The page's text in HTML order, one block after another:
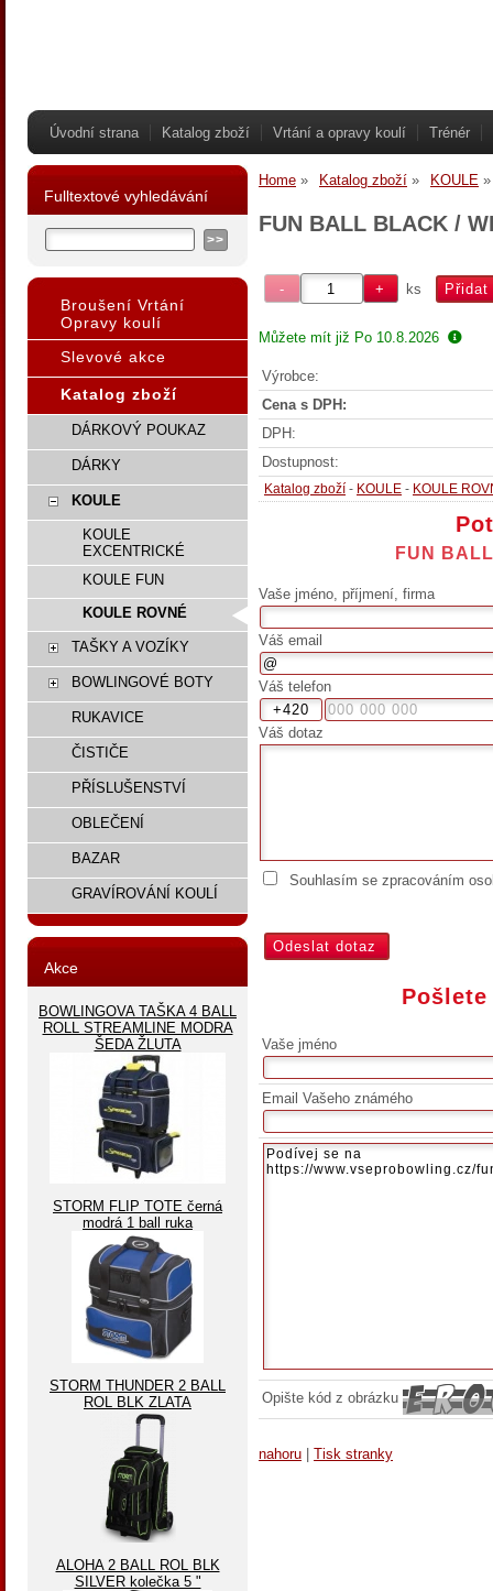
Úvodní strana Katalog zboží Vrtání a opravy koulí Trénér
Home Katalog zboží KOULE
FUN BALL BLACK /
ks
Můžete mít již Po 10.8.2026
Výrobce:
Cena s DPH:
DPH:
Dostupnost:
Katalog zboží - KOULE - KOULE
FUN
Vaše jméno, příjmení, firma
Váš email
Váš telefon
Váš dotaz
Souhlasím se zpracováním
Vaše jméno
Email Vašeho známého
Opište kód z obrázku
nahoru Tisk stranky
Fulltextové vyhledávání
Broušení Vrtání
Opravy koulí
Slevové akce
Katalog zboží
DÁRKOVÝ POUKAZ
DÁRKY
KOULE
KOULE
EXCENTRICKÉ
KOULE FUN
KOULE ROVNÉ
TAŠKY A VOZÍKY
BOWLINGOVÉ BOTY
RUKAVICE
ČISTIČE
PŘÍSLUŠENSTVÍ
OBLEČENÍ
BAZAR
GRAVÍROVÁNÍ KOULÍ
Akce
BOWLINGOVA TAŠKA 4 BALL
ROLL STREAMLINE MODRA
ŠEDA ŽLUTA
STORM FLIP TOTE černá
modrá 1 ball ruka
STORM THUNDER 2 BALL
ROL BLK ZLATA
ALOHA 2 BALL ROL BLK
SILVER kolečka 5 "